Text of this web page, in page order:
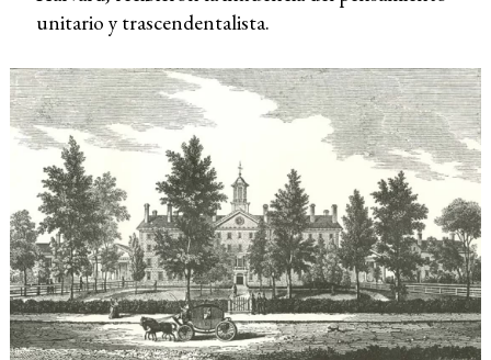
unitario y trascendentalista.